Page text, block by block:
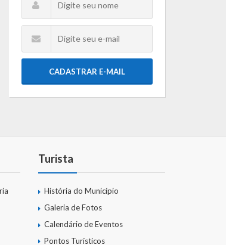
CADASTRAR E-MAIL
Turista
História do Município
Galeria de Fotos
Calendário de Eventos
Pontos Turísticos